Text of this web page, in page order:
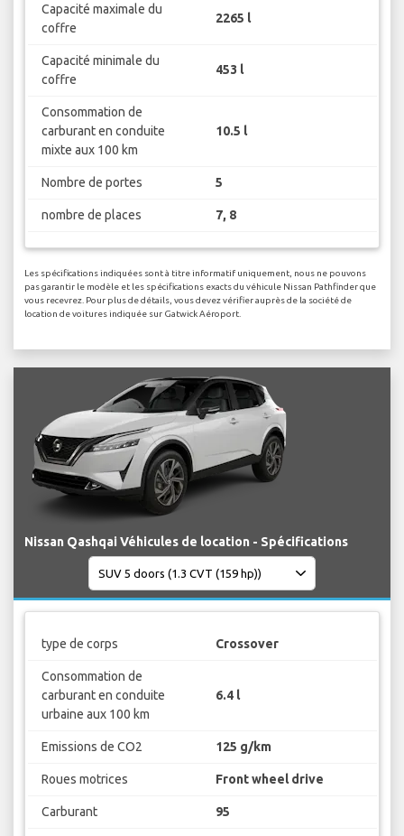
Capacité maximale du
coffre
2265 l
Capacité minimale du
coffre
453 l
Consommation de
carburant en conduite
mixte aux 100 km
10.5 l
Nombre de portes 5
nombre de places 7, 8
Les spécifications indiquées sont à titre informatif uniquement, nous ne pouvons
pas garantir le modèle et les spécifications exacts du véhicule Nissan Pathfinder que
vous recevrez. Pour plus de détails, vous devez vérifier auprès de la société de
location de voitures indiquée sur Gatwick Aéroport.
Nissan Qashqai Véhicules de location - Spécifications
type de corps Crossover
Consommation de
carburant en conduite
urbaine aux 100 km
6.4 l
Emissions de CO2 125 g/km
Roues motrices Front wheel drive
Carburant 95